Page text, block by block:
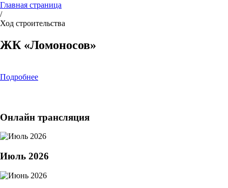
Главная страница
/
Ход строительства
ЖК «Ломоносов»
Подробнее
Онлайн трансляция
Июль 2026